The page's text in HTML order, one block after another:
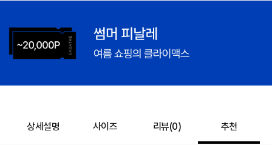
추가 할인
e포인트 (보유 : 0P)
제주 도서산간 지역
배송 가능 지역
상세설명 사이즈 리뷰(0) 추천